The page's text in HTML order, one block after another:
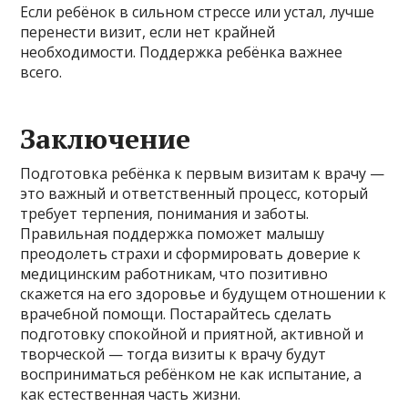
Если ребёнок в сильном стрессе или устал, лучше
перенести визит, если нет крайней
необходимости. Поддержка ребёнка важнее
всего.
Заключение
Подготовка ребёнка к первым визитам к врачу —
это важный и ответственный процесс, который
требует терпения, понимания и заботы.
Правильная поддержка поможет малышу
преодолеть страхи и сформировать доверие к
медицинским работникам, что позитивно
скажется на его здоровье и будущем отношении к
врачебной помощи. Постарайтесь сделать
подготовку спокойной и приятной, активной и
творческой — тогда визиты к врачу будут
восприниматься ребёнком не как испытание, а
как естественная часть жизни.